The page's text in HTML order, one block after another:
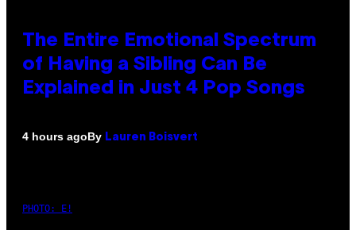
The Entire Emotional Spectrum
of Having a Sibling Can Be
Explained in Just 4 Pop Songs
4 hours agoBy Lauren Boisvert
PHOTO: E!